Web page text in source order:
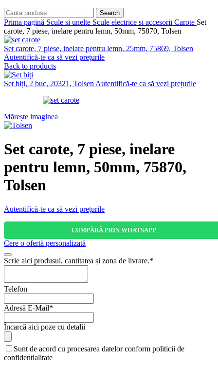
Search
Prima pagină Scule si unelte Scule electrice si accesorii Carote Set
carote, 7 piese, inelare pentru lemn, 50mm, 75870, Tolsen
Set carote, 7 piese, inelare pentru lemn, 25mm, 75869, Tolsen
Autentifică-te ca să vezi prețurile
Back to products
Set biți, 2 buc, 20321, Tolsen Autentifică-te ca să vezi prețurile
Mărește imaginea
Set carote, 7 piese, inelare
pentru lemn, 50mm, 75870,
Tolsen
Autentifică-te ca să vezi prețurile
CUMPĂRĂ PRIN WHATSAPP
Cere o ofertă personalizată
Email*
Scrie aici produsul, cantitatea și zona de livrare.*
Telefon
Adresă E-Mail*
Încarcă aici poze cu detalii
Sunt de acord cu procesarea datelor conform politicii de
confidentialitate